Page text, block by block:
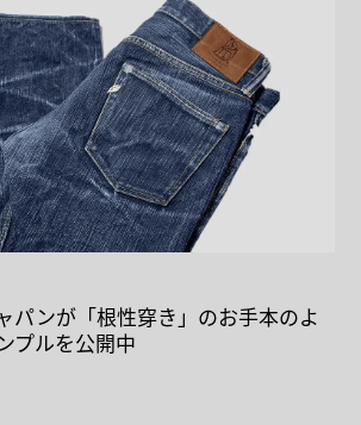
パンが「根性穿き」のお手本のよ
プルを公開中